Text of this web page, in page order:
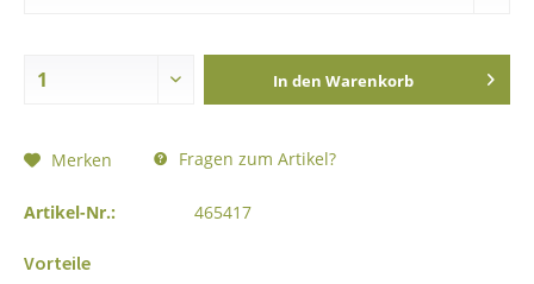
In den Warenkorb
Merken Fragen zum Artikel?
Artikel-Nr.: 465417
Vorteile